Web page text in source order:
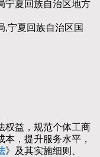
宁夏回族自治区地方
,宁夏回族自治区国
益，规范个体工商
，提升服务水平，
》及其实施细则、